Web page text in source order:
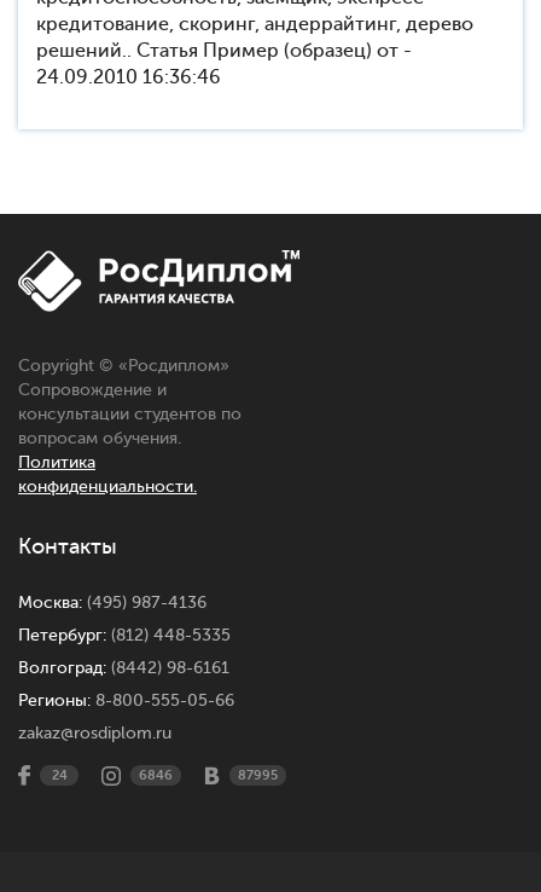
кредитование, скоринг, андеррайтинг, дерево
решений.. Статья Пример (образец) от -
24.09.2010 16:36:46
Copyright © «Росдиплом»
Сопровождение и
консультации студентов по
вопросам обучения.
Политика
конфиденциальности.
Контакты
Москва: (495) 987-4136
Петербург: (812) 448-5335
Волгоград: (8442) 98-6161
Регионы: 8-800-555-05-66
zakaz@rosdiplom.ru
24 6846 87995